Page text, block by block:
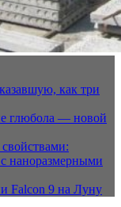
как три
глюбола — новой
наноразмерными
Falcon 9 на Луну